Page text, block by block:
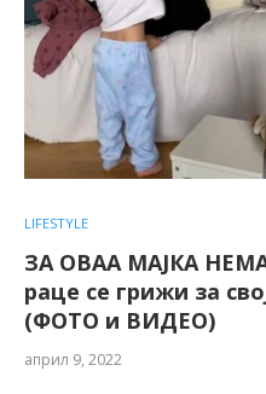
LIFESTYLE
ЗА ОВАА МАЈКА
раце се грижи за
(ФОТО и ВИДЕО)
април 9, 2022